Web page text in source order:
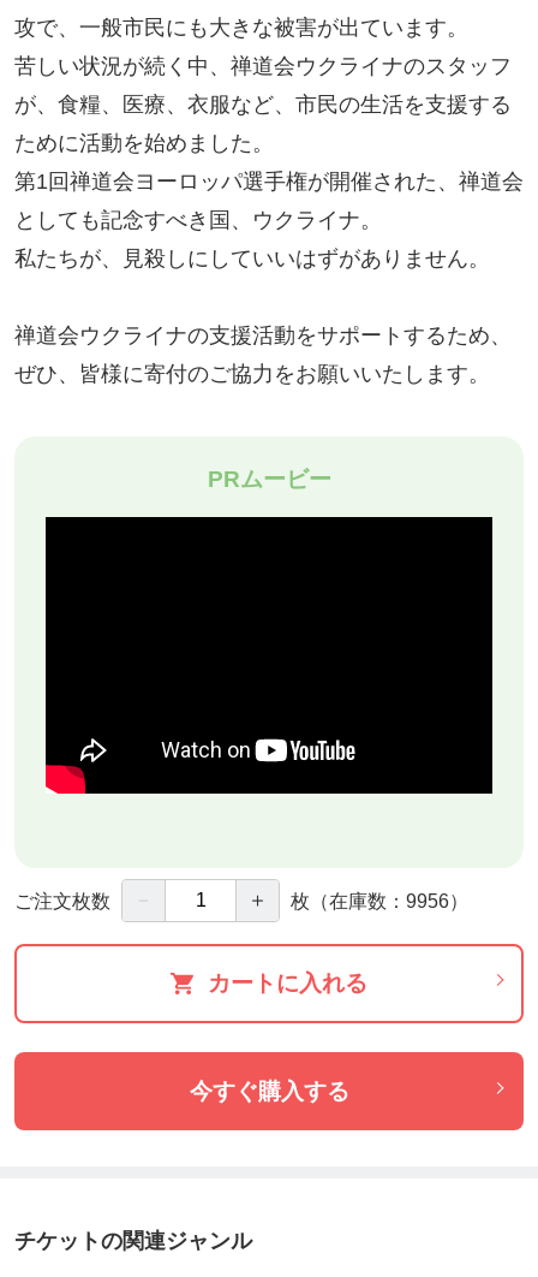
攻で、一般市民にも大きな被害が出ています。
苦しい状況が続く中、禅道会ウクライナのスタッフ
が、食糧、医療、衣服など、市民の生活を支援する
ために活動を始めました。
第1回禅道会ヨーロッパ選手権が開催された、禅道会
としても記念すべき国、ウクライナ。
私たちが、見殺しにしていいはずがありません。
禅道会ウクライナの支援活動をサポートするため、
ぜひ、皆様に寄付のご協力をお願いいたします。
PRムービー
ご注文枚数 － ＋ 枚 （在庫数：9956）
カートに入れる
今すぐ購入する
チケットの関連ジャンル